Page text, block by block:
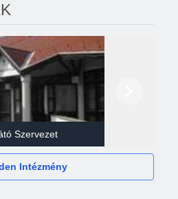
Szervezet
Intézmény